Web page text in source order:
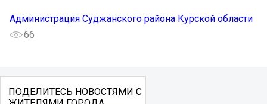
Администрация Суджанского района Курской области
66
ПОДЕЛИТЕСЬ НОВОСТЯМИ С